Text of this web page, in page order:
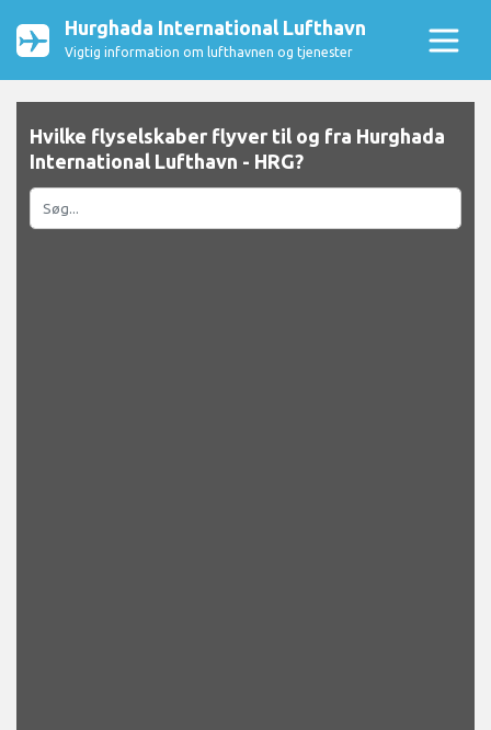
Hurghada International Lufthavn
Vigtig information om lufthavnen og tjenester
Hvilke flyselskaber flyver til og fra Hurghada
International Lufthavn - HRG?